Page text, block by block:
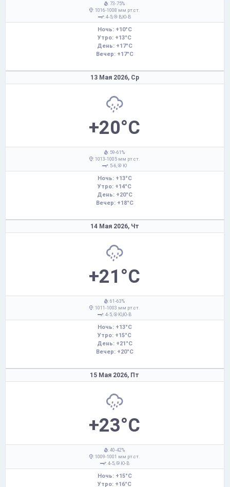
: 73-75%
: 1016-1008 мм рт.ст.
: 4-5,
В,Ю-В
Ночь: +10°C
Утро: +13°C
День: +17°C
Вечер: +17°C
13 Мая 2026, Ср
+20°C
: 59-61%
: 1013-1005 мм рт.ст.
: 5-6,
Ю
Ночь: +13°C
Утро: +14°C
День: +20°C
Вечер: +18°C
14 Мая 2026, Чт
+21°C
: 61-63%
: 1011-1003 мм рт.ст.
: 4-5,
Ю,Ю-В
Ночь: +13°C
Утро: +15°C
День: +21°C
Вечер: +20°C
15 Мая 2026, Пт
+23°C
: 40-42%
: 1009-1001 мм рт.ст.
: 4-5,
Ю-В
Ночь: +15°C
Утро: +16°C